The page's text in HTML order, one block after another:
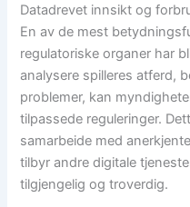
Datadrevet innsikt og
En av de mest
regulatoriske organer har
analysere spilleres atferd,
problemer, kan
tilpassede reguleringer.
samarbeide med
tilbyr andre digitale
tilgjengelig og troverdig.